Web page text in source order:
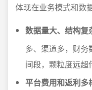
体现在业务模式和数
数据量大、结构复
多、渠道多，财
间段，颗粒度远超
平台费用和返利多